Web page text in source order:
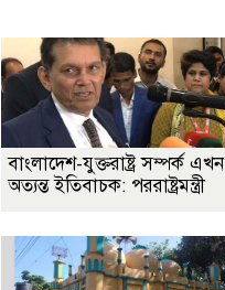
বাংলাদেশ-যুক্তরাষ্ট্র সম্পর্ক এখন
অত্যন্ত ইতিবাচক: পররাষ্ট্রমন্ত্রী